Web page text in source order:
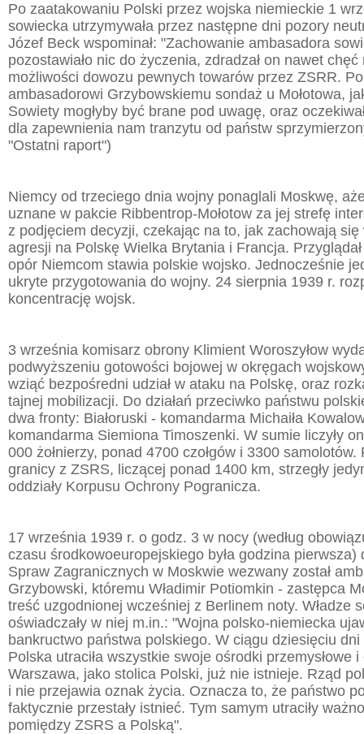
Po zaatakowaniu Polski przez wojska niemieckie 1
sowiecka utrzymywała przez następne dni pozory
Józef Beck wspominał: "Zachowanie ambasadora
pozostawiało nic do życzenia, zdradzał on nawet
możliwości dowozu pewnych towarów przez ZSRR.
ambasadorowi Grzybowskiemu sondaż u Mołotowa,
Sowiety mogłyby być brane pod uwagę, oraz
dla zapewnienia nam tranzytu od państw
"Ostatni raport")
Niemcy od trzeciego dnia wojny ponaglali Moskwę,
uznane w pakcie Ribbentrop-Mołotow za jej strefę
z podjęciem decyzji, czekając na to, jak zachowają
agresji na Polskę Wielka Brytania i Francja.
opór Niemcom stawia polskie wojsko. Jednocześnie
ukryte przygotowania do wojny. 24 sierpnia 1939 r.
koncentrację wojsk.
3 września komisarz obrony Klimient Woroszyłow
podwyższeniu gotowości bojowej w okręgach
wziąć bezpośredni udział w ataku na Polskę, oraz
tajnej mobilizacji. Do działań przeciwko państwu
dwa fronty: Białoruski - komandarma Michaiła
komandarma Siemiona Timoszenki. W sumie liczyły
000 żołnierzy, ponad 4700 czołgów i 3300
granicy z ZSRS, liczącej ponad 1400 km, strzegły
oddziały Korpusu Ochrony Pogranicza.
17 września 1939 r. o godz. 3 w nocy (według
czasu środkowoeuropejskiego była godzina pierwsza)
Spraw Zagranicznych w Moskwie wezwany został
Grzybowski, któremu Władimir Potiomkin - zastępca
treść uzgodnionej wcześniej z Berlinem noty. Władze
oświadczały w niej m.in.: "Wojna polsko-niemiecka
bankructwo państwa polskiego. W ciągu dziesięciu dni
Polska utraciła wszystkie swoje ośrodki przemysłowe
Warszawa, jako stolica Polski, już nie istnieje. Rząd
i nie przejawia oznak życia. Oznacza to, że państwo
faktycznie przestały istnieć. Tym samym utraciły
pomiędzy ZSRS a Polską".